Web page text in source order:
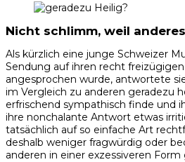
Nicht schlimm, weil
Als kürzlich eine junge Schweizer
Sendung auf ihren recht
angesprochen wurde, antwortete
im Vergleich zu anderen geradezu
erfrischend sympathisch finde und
ihre nonchalante Antwort etwas
tatsächlich auf so einfache Art
deshalb weniger fragwürdig oder
anderen in einer exzessiveren